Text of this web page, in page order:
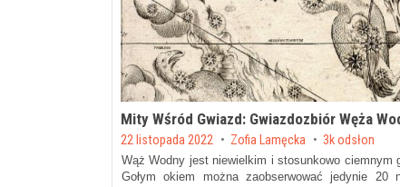
Mity Wśród Gwiazd: Gwiazdozbiór Węża
Posted on
22 listopada 2022 by Zofia Lamęcka 3k odsłon
Wąż Wodny jest niewielkim i stosunkowo ciemnym
Gołym okiem można zaobserwować jedynie 20